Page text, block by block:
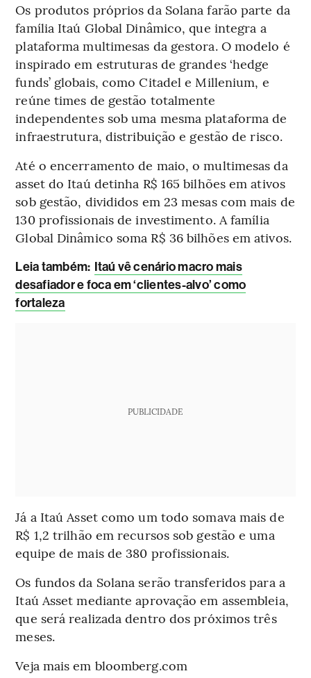
Os produtos próprios da Solana farão parte da
família Itaú Global Dinâmico, que integra a
plataforma multimesas da gestora. O modelo é
inspirado em estruturas de grandes ‘hedge
funds’ globais, como Citadel e Millenium, e
reúne times de gestão totalmente
independentes sob uma mesma plataforma de
infraestrutura, distribuição e gestão de risco.
Até o encerramento de maio, o multimesas da
asset do Itaú detinha R$ 165 bilhões em ativos
sob gestão, divididos em 23 mesas com mais de
130 profissionais de investimento. A família
Global Dinâmico soma R$ 36 bilhões em ativos.
Leia também: Itaú vê cenário macro mais
desafiador e foca em ‘clientes-alvo’ como
fortaleza
PUBLICIDADE
Já a Itaú Asset como um todo somava mais de
R$ 1,2 trilhão em recursos sob gestão e uma
equipe de mais de 380 profissionais.
Os fundos da Solana serão transferidos para a
Itaú Asset mediante aprovação em assembleia,
que será realizada dentro dos próximos três
meses.
Veja mais em bloomberg.com